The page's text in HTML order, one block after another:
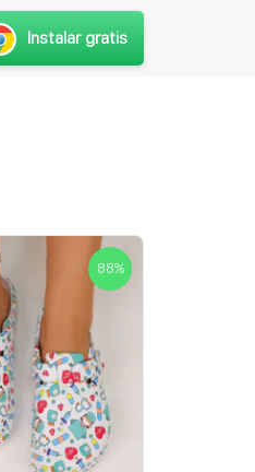
Instalar gratis
88%